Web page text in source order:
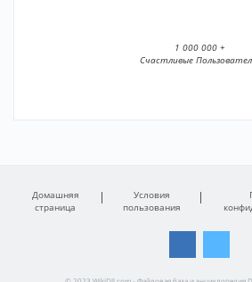
1 000 000 +
Счастливые
Домашняя
страница
Условия
пользования